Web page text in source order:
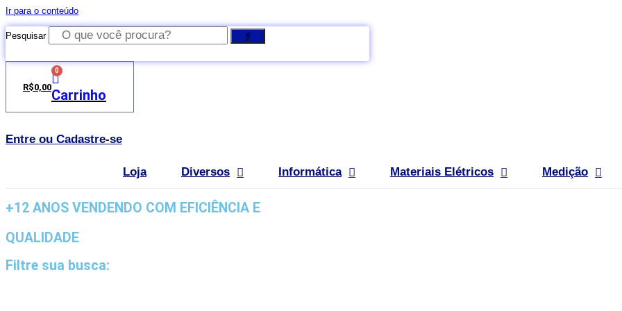
Ir para o conteúdo
Pesquisar
R$0,00
0
Carrinho
Entre ou Cadastre-se
Loja Diversos Informática Materiais Elétricos Medição
+12 ANOS VENDENDO COM EFICIÊNCIA E
QUALIDADE
Filtre sua busca: